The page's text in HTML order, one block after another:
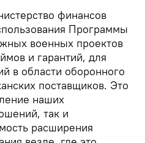
финансов
Программы
военных проектов
и гарантий, для
в области оборонного
поставщиков. Это
наших
так и
расширения